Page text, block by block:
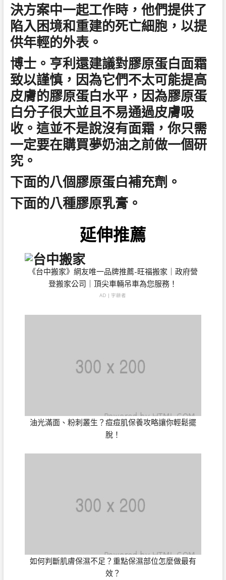
決方案中一起工作時，他們提供了
陷入困境和重建的死亡細胞，以提
供年輕的外表。
博士。亨利還建議對膠原蛋白面霜
致以謹慎，因為它們不太可能提高
皮膚的膠原蛋白水平，因為膠原蛋
白分子很大並且不易通過皮膚吸
收。這並不是說沒有面霜，你只需
一定要在購買夢奶油之前做一個研
究。
下面的八個膠原蛋白補充劑。
下面的八種膠原乳膏。
延伸推薦
《台中搬家》網友唯一品牌推薦-旺福搬家｜政府營
登搬家公司｜頂尖車輛吊車為您服務！
AD | 字耕者
油光滿面、粉刺叢生？痘痘肌保養攻略讓你輕鬆擺
脫！
如何判斷肌膚保濕不足？重點保濕部位怎麼做最有
效？